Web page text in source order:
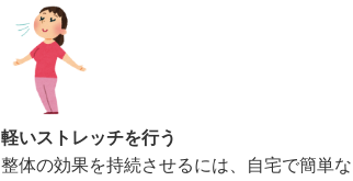
軽いストレッチを行う
整体の効果を持続させるには、自宅で簡単な